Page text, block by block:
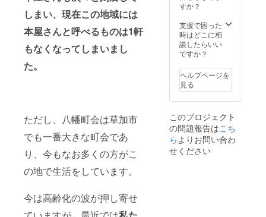
しまい、現在この地域には
本屋さんと呼べるものは1軒
もなくなってしまいまし
た。
ただし、八幡町会は草加市
でも一番大きな町会であ
り、今もなお多くの方がこ
の地で生活をしています。
今は高齢化の波が押し寄せ
コット
リジナ
ル手ぬ
ぐい、
本体：
350mm
、素
材：木
事項】
支援
時、お
名前の
掲載を
整も可
能で
す） ※
一箱本
ナー券
には更
新契約
＆更新
後の本
棚賃料
（月額
2,200
かちど
ブンコ
HP内に
お名前
※ 本棚
のオー
ナー利
用期間
月」と
なりま
す（開
始時期
かちど
ブンコ
図書
カード
貸借に
必要）
の発行
・さい
ブンコ
ブレン
ドコー
ヒー
チャプ
なれる
（12ヶ
月） ・
感謝の
気持ち
て御礼
のメッ
セージ
(メッ
は本サ
イトの
メッ
セージ
にてお
すか？
支援で困った
時はどこに相
談したらいい
ですか？
ヘルプページを
見る
このプロジェクト
の問題報告はこち
ら よりお問い合わ
せください